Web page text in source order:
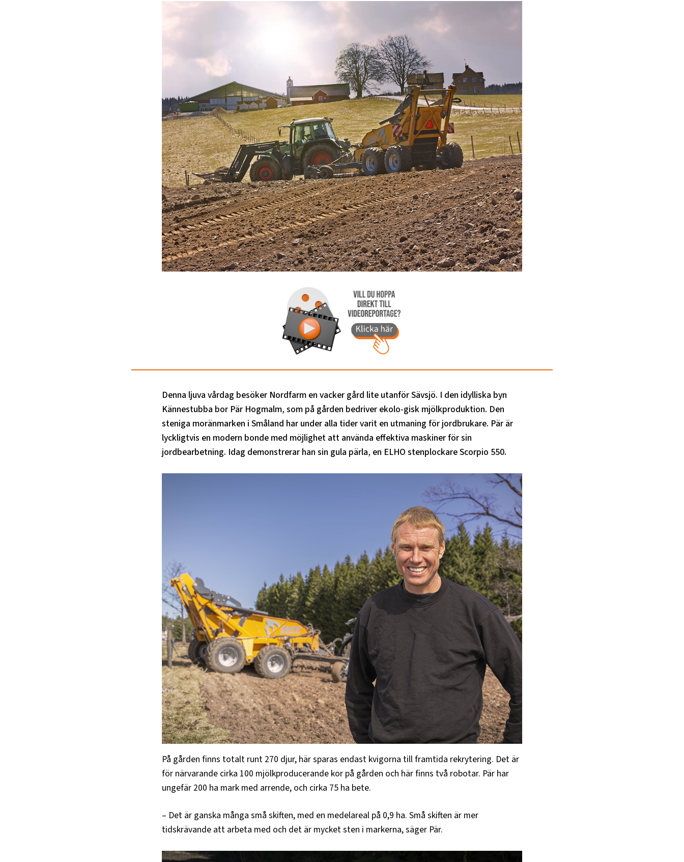
Denna ljuva vårdag besöker Nordfarm en vacker gård lite utanför Sävsjö. I den idylliska byn
Kännestubba bor Pär Hogmalm, som på gården bedriver ekolo-gisk mjölkproduktion. Den
steniga moränmarken i Småland har under alla tider varit en utmaning för jordbrukare. Pär är
lyckligtvis en modern bonde med möjlighet att använda effektiva maskiner för sin
jordbearbetning. Idag demonstrerar han sin gula pärla, en ELHO stenplockare Scorpio 550.
På gården finns totalt runt 270 djur, här sparas endast kvigorna till framtida rekrytering. Det är
för närvarande cirka 100 mjölkproducerande kor på gården och här finns två robotar. Pär har
ungefär 200 ha mark med arrende, och cirka 75 ha bete.
– Det är ganska många små skiften, med en medelareal på 0,9 ha. Små skiften är mer
tidskrävande att arbeta med och det är mycket sten i markerna, säger Pär.